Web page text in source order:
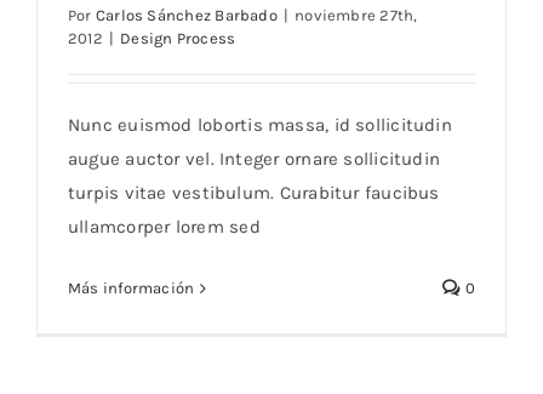
Por Carlos Sánchez Barbado | noviembre 27th,
2012 | Design Process
Nunc euismod lobortis massa, id sollicitudin
augue auctor vel. Integer ornare sollicitudin
turpis vitae vestibulum. Curabitur faucibus
ullamcorper lorem sed
Más información 0